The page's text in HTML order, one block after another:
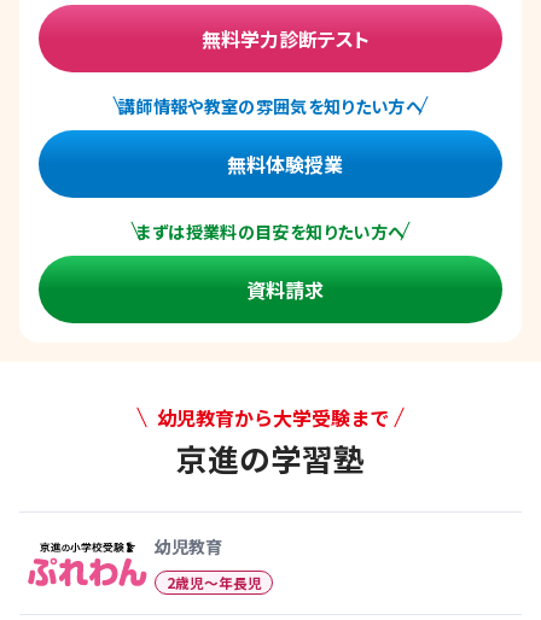
無料学力診断テスト
講師情報や教室の雰囲気を知りたい方へ
無料体験授業
まずは授業料の目安を知りたい方へ
資料請求
幼児教育から大学受験まで
京進の学習塾
幼児教育
2歳児〜年長児